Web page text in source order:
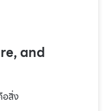
and
สิ่ง